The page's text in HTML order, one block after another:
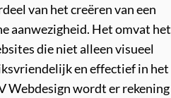
van het creëren van een
aanwezigheid. Het omvat het
die niet alleen visueel
en effectief in het
Webdesign wordt er rekening